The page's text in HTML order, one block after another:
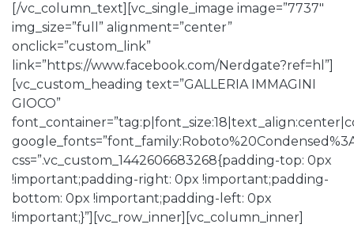
[/vc_column_text][vc_single_image image=”7737″
img_size=”full” alignment=”center”
onclick=”custom_link”
link=”https://www.facebook.com/Nerdgate?ref=hl”]
[vc_custom_heading text=”GALLERIA IMMAGINI
GIOCO”
css=”.vc_custom_1442606683268{padding-top: 0px
!important;padding-right: 0px !important;padding-
bottom: 0px !important;padding-left: 0px
!important;}”][vc_row_inner][vc_column_inner]